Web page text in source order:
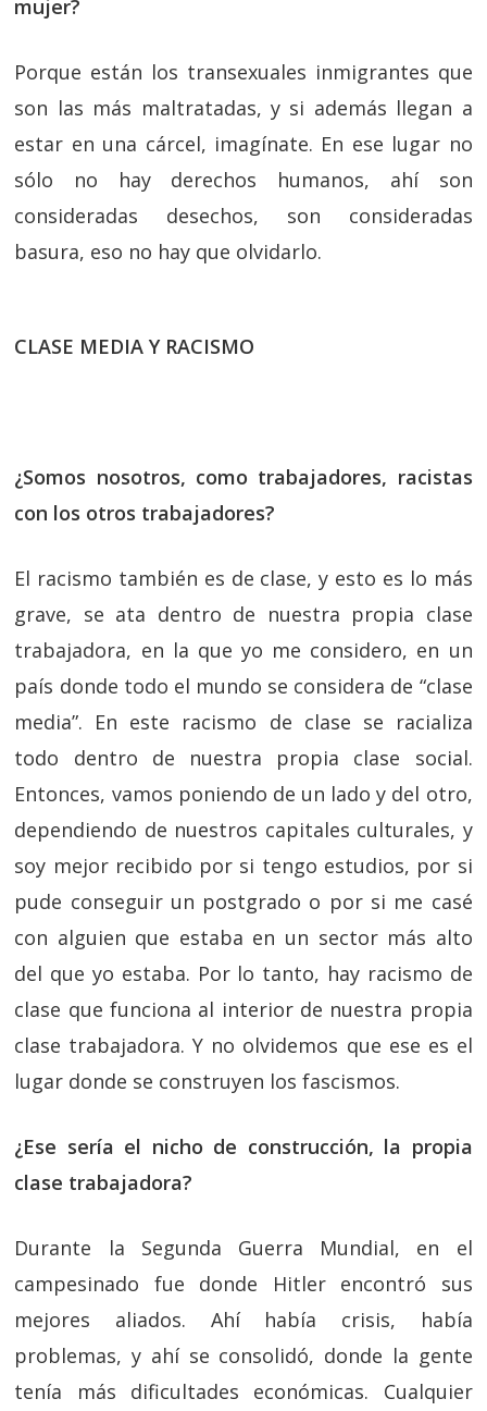
mujer?
Porque están los transexuales inmigrantes que
son las más maltratadas, y si además llegan a
estar en una cárcel, imagínate. En ese lugar no
sólo no hay derechos humanos, ahí son
consideradas desechos, son consideradas
basura, eso no hay que olvidarlo.
CLASE MEDIA Y RACISMO
¿Somos nosotros, como trabajadores, racistas
con los otros trabajadores?
El racismo también es de clase, y esto es lo más
grave, se ata dentro de nuestra propia clase
trabajadora, en la que yo me considero, en un
país donde todo el mundo se considera de “clase
media”. En este racismo de clase se racializa
todo dentro de nuestra propia clase social.
Entonces, vamos poniendo de un lado y del otro,
dependiendo de nuestros capitales culturales, y
soy mejor recibido por si tengo estudios, por si
pude conseguir un postgrado o por si me casé
con alguien que estaba en un sector más alto
del que yo estaba. Por lo tanto, hay racismo de
clase que funciona al interior de nuestra propia
clase trabajadora. Y no olvidemos que ese es el
lugar donde se construyen los fascismos.
¿Ese sería el nicho de construcción, la propia
clase trabajadora?
Durante la Segunda Guerra Mundial, en el
campesinado fue donde Hitler encontró sus
mejores aliados. Ahí había crisis, había
problemas, y ahí se consolidó, donde la gente
tenía más dificultades económicas. Cualquier